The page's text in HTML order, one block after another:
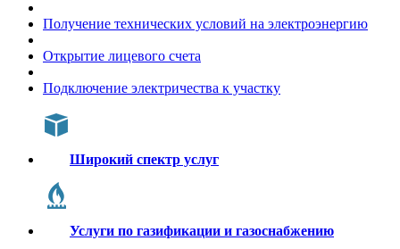
Получение технических условий на электроэнергию
Открытие лицевого счета
Подключение электричества к участку
Широкий спектр услуг
Услуги по газификации и газоснабжению